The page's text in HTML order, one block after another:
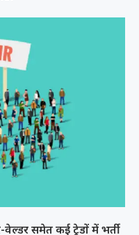
समेत कई ट्रेडों में भर्ती